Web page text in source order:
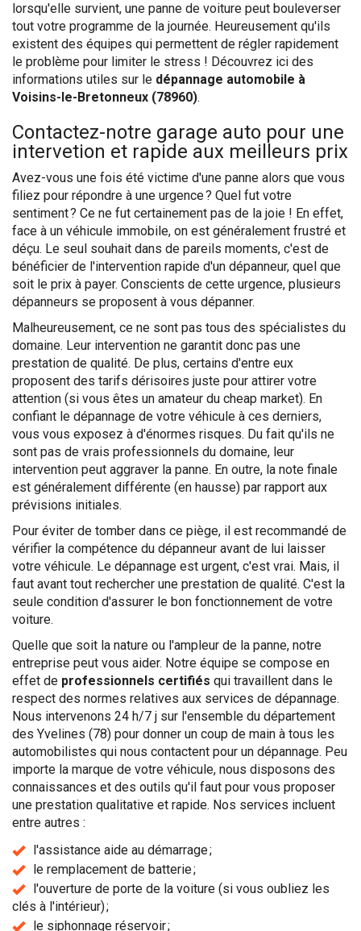
lorsqu'elle survient, une panne de voiture peut bouleverser
tout votre programme de la journée. Heureusement qu'ils
existent des équipes qui permettent de régler rapidement
le problème pour limiter le stress ! Découvrez ici des
informations utiles sur le dépannage automobile à
Voisins-le-Bretonneux (78960).
Contactez-notre garage auto pour une
intervetion et rapide aux meilleurs prix
Avez-vous une fois été victime d'une panne alors que vous
filiez pour répondre à une urgence ? Quel fut votre
sentiment ? Ce ne fut certainement pas de la joie ! En effet,
face à un véhicule immobile, on est généralement frustré et
déçu. Le seul souhait dans de pareils moments, c'est de
bénéficier de l'intervention rapide d'un dépanneur, quel que
soit le prix à payer. Conscients de cette urgence, plusieurs
dépanneurs se proposent à vous dépanner.
Malheureusement, ce ne sont pas tous des spécialistes du
domaine. Leur intervention ne garantit donc pas une
prestation de qualité. De plus, certains d'entre eux
proposent des tarifs dérisoires juste pour attirer votre
attention (si vous êtes un amateur du cheap market). En
confiant le dépannage de votre véhicule à ces derniers,
vous vous exposez à d'énormes risques. Du fait qu'ils ne
sont pas de vrais professionnels du domaine, leur
intervention peut aggraver la panne. En outre, la note finale
est généralement différente (en hausse) par rapport aux
prévisions initiales.
Pour éviter de tomber dans ce piège, il est recommandé de
vérifier la compétence du dépanneur avant de lui laisser
votre véhicule. Le dépannage est urgent, c'est vrai. Mais, il
faut avant tout rechercher une prestation de qualité. C'est la
seule condition d'assurer le bon fonctionnement de votre
voiture.
Quelle que soit la nature ou l'ampleur de la panne, notre
entreprise peut vous aider. Notre équipe se compose en
effet de professionnels certifiés qui travaillent dans le
respect des normes relatives aux services de dépannage.
Nous intervenons 24 h/7 j sur l'ensemble du département
des Yvelines (78) pour donner un coup de main à tous les
automobilistes qui nous contactent pour un dépannage. Peu
importe la marque de votre véhicule, nous disposons des
connaissances et des outils qu'il faut pour vous proposer
une prestation qualitative et rapide. Nos services incluent
entre autres :
l'assistance aide au démarrage ;
le remplacement de batterie ;
l'ouverture de porte de la voiture (si vous oubliez les
clés à l'intérieur) ;
le siphonnage réservoir ;